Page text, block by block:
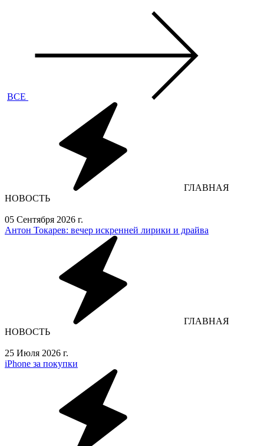
ВСЕ
ГЛАВНАЯ
НОВОСТЬ
05 Сентября 2026 г.
Антон Токарев: вечер искренней лирики и драйва
ГЛАВНАЯ
НОВОСТЬ
25 Июля 2026 г.
iPhone за покупки